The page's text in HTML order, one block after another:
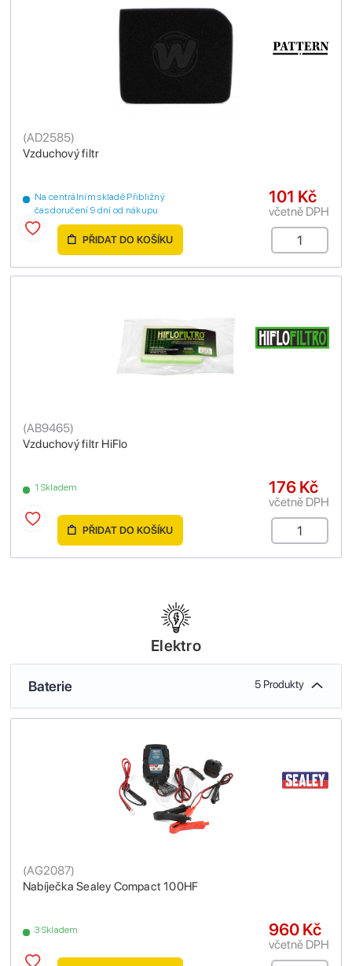
Vzduchový filtr
(AD2585)
Na centrálním skladě Přibližný
čas doručení 9 dní od nákupu
101 Kč
včetně DPH
PŘIDAT DO KOŠÍKU
Vzduchový filtr HiFlo
(AB9465)
1 Skladem 176 Kč
včetně DPH
PŘIDAT DO KOŠÍKU
Elektro
Baterie 5 Produkty
Nabíječka Sealey Compact 100HF
(AG2087)
3 Skladem 960 Kč
včetně DPH